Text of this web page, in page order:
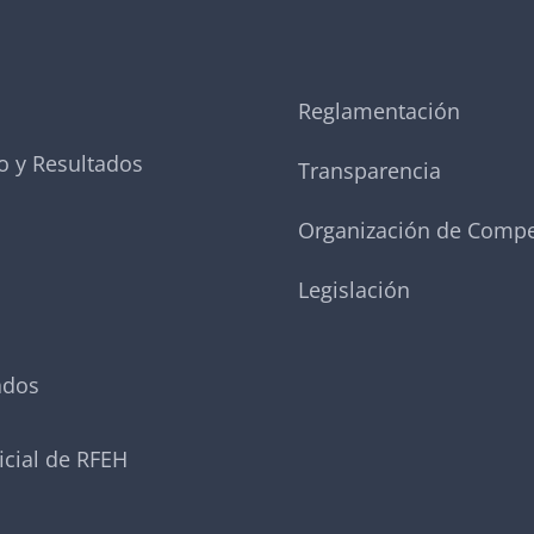
y Resultados
de RFEH
Reglamentación
Transparencia
Organización de
Legislación